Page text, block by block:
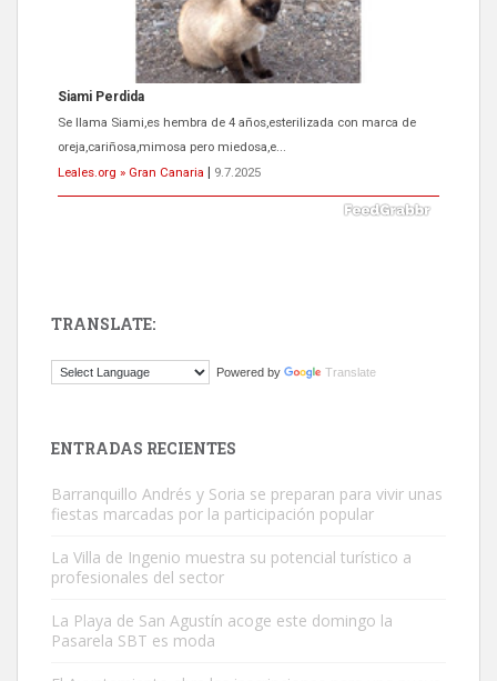
Siami Perdida
Se llama Siami,es hembra de 4 años,esterilizada con marca de
oreja,cariñosa,mimosa pero miedosa,e...
Leales.org » Gran Canaria
9.7.2025
El ayuntamiento se va a llevar a Los Gatos callejeros de la zona los
Este gato macho ha aparecido en la calle hace menos de un mes,
TRANSLATE:
Powered by Translate
ENTRADAS RECIENTES
Barranquillo Andrés y Soria se preparan para vivir unas
fiestas marcadas por la participación popular
La Villa de Ingenio muestra su potencial turístico a
profesionales del sector
La Playa de San Agustín acoge este domingo la
Pasarela SBT es moda